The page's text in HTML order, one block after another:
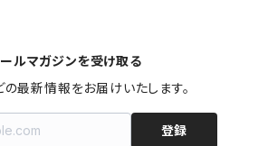
ルマガジンを受け取る
最新情報をお届けいたします。
登録